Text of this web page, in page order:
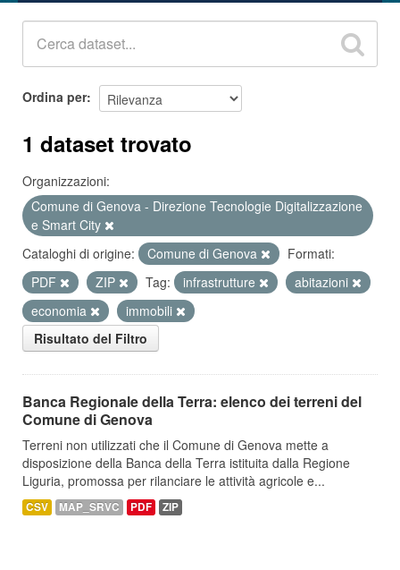
Ordina per
1 dataset trovato
Organizzazioni:
Comune di Genova - Direzione Tecnologie Digitalizzazione
e Smart City
Cataloghi di origine:
Comune di Genova
Formati:
PDF
ZIP Tag: infrastrutture
abitazioni
economia
immobili
Risultato del Filtro
Banca Regionale della Terra: elenco dei terreni del
Comune di Genova
Terreni non utilizzati che il Comune di Genova mette a
disposizione della Banca della Terra istituita dalla Regione
Liguria, promossa per rilanciare le attività agricole e...
CSV MAP_SRVC PDF ZIP